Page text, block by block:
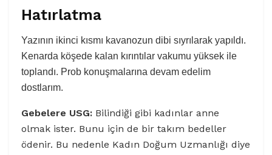
Hatırlatma
Yazının ikinci kısmı kavanozun dibi sıyrılarak yapıldı.
Kenarda köşede kalan kırıntılar vakumu yüksek ile
toplandı. Prob konuşmalarına devam edelim
dostlarım.
Gebelere USG: Bilindiği gibi kadınlar anne
olmak ister. Bunu için de bir takım bedeller
ödenir. Bu nedenle Kadın Doğum Uzmanlığı diye